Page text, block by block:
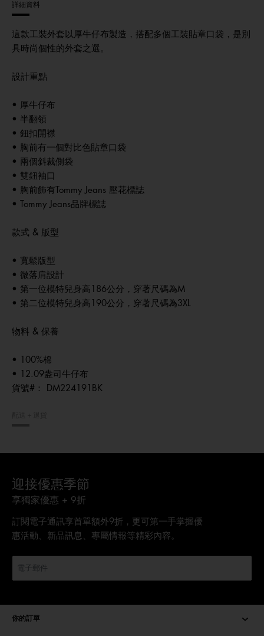
詳細資料
這款工裝外套以厚牛仔布製造，搭配多個工裝貼章口袋，是別
具時尚個性的外套之選。
設計重點
• 厚牛仔布
• 半翻領
• 鈕扣開襟
• 胸前有一個對比色貼章口袋
• 兩個斜裁側袋
• 雙鈕袖口
• 胸前飾有Tommy Jeans 壓花標誌
• Tommy Jeans品牌標誌
款式 & 版型
• 寬鬆版型
• 微落肩設計
• 第一位模特兒身高186公分，穿著尺碼為M
• 第二位模特兒身高190公分，穿著尺碼為3XL
物料 & 保養
• 100%棉
• 12.09盎司牛仔布
貨號#：
DM224191BK
迎接優惠季節
享獨家優惠 + 9折
訂閱電子通訊享首單額外9折，更可第一手掌握優
惠活動、新品訊息、專屬情報等精彩內容。
你的訂單